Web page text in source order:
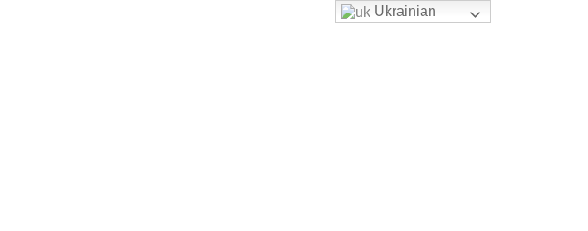
Ukrainian